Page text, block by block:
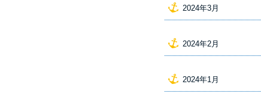
2024年3月
2024年2月
2024年1月